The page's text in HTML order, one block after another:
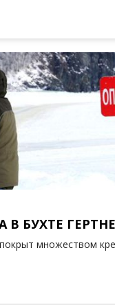
БУХТЕ
множеством